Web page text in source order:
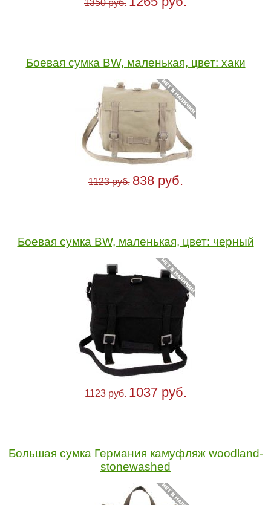
1350 руб.
Боевая сумка BW, маленькая, цвет: хаки
1123 руб. 838 руб.
Боевая сумка BW, маленькая, цвет: черный
1123 руб. 1037 руб.
Большая сумка Германия камуфляж woodland-
stonewashed